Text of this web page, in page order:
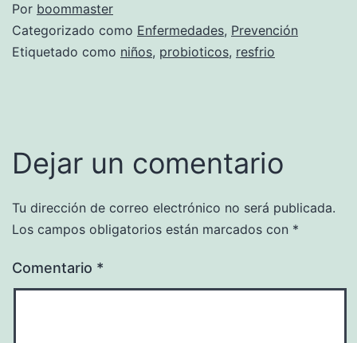
Por boommaster
Categorizado como Enfermedades, Prevención
Etiquetado como niños, probioticos, resfrio
Dejar un comentario
Tu dirección de correo electrónico no será publicada.
Los campos obligatorios están marcados con *
Comentario *